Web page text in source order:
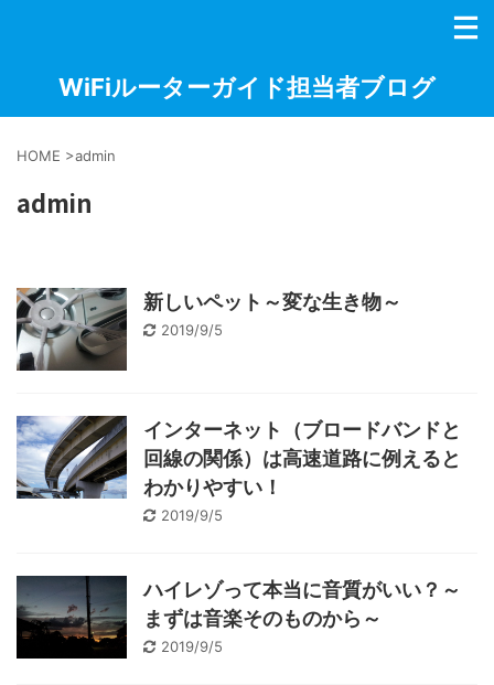
WiFiルーターガイド担当者ブログ
HOME >admin
admin
新しいペット～変な生き物～
2019/9/5
インターネット（ブロードバンドと
回線の関係）は高速道路に例えると
わかりやすい！
2019/9/5
ハイレゾって本当に音質がいい？～
まずは音楽そのものから～
2019/9/5